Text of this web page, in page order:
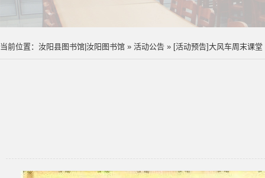
当前位置： 汝阳县图书馆|汝阳图书馆 » 活动公告 » [活动预告]大风车周末课堂